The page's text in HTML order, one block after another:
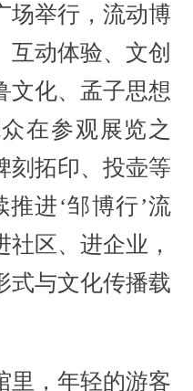
场举行，流动博
互动体验、文创
文化、孟子思想
在参观展览之
刻拓印、投壶等
进‘邹博行’流
区、进企业，
式与文化传播载
，年轻的游客